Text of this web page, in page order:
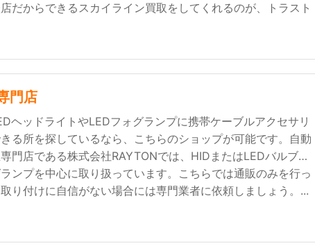
だからできるスカイライン買取をしてくれるのが、トラスト
門店
ヘッドライトやLEDフォグランプに携帯ケーブルアクセサリ
る所を探しているなら、こちらのショップが可能です。自動
門店である株式会社RAYTONでは、HIDまたはLEDバルブや
ンプを中心に取り扱っています。こちらでは通販のみを行っ
り付けに自信がない場合には専門業者に依頼しましょう。...